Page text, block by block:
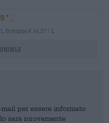
L Bottiglia € 16,27 / L
per essere informato
sarà nuovamente